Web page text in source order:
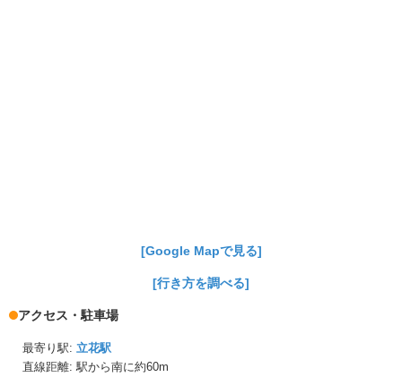
[Google Mapで見る]
[行き方を調べる]
アクセス・駐車場
最寄り駅: 立花駅
直線距離: 駅から南に約60m